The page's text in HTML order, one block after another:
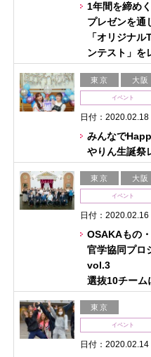
1年間を締め
プレゼンを通
「オリジナ
ンテスト」を
東京 大阪
イベント
日付：2020.02.18
みんなで
やりん生誕祭
東京 大阪
イベント
日付：2020.02.16
OSAKAもの
官学協同プロ
vol.3
選抜10チーム
東京
イベント
日付：2020.02.14